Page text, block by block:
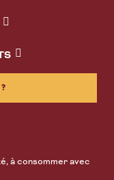
à consommer avec